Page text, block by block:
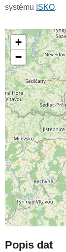
systému ISKO.
+
−
Popis dat